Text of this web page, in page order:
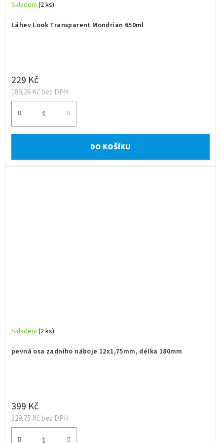
Láhev Look Transparent Mondrian 650ml
Skladem (2 ks)
189,26 Kč bez DPH
229 Kč
DO KOŠÍKU
pevná osa zadního náboje 12x1,75mm, délka 180mm
Skladem (2 ks)
329,75 Kč bez DPH
399 Kč